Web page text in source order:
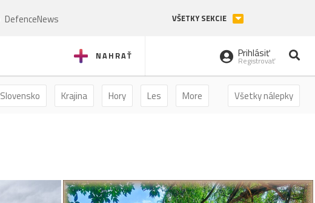
DefenceNews VŠETKY SEKCIE
NAHRAŤ Prihlásiť
Registrovať
Všetky nálepky
Slovensko Krajina Hory Les More